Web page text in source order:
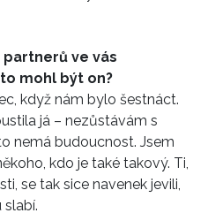
partnerů ve vás
mohl být on?
když nám bylo šestnáct.
já – nezůstávám s
nemá budoucnost. Jsem
kdo je také takový. Ti,
se tak sice navenek jevili,
slabí.